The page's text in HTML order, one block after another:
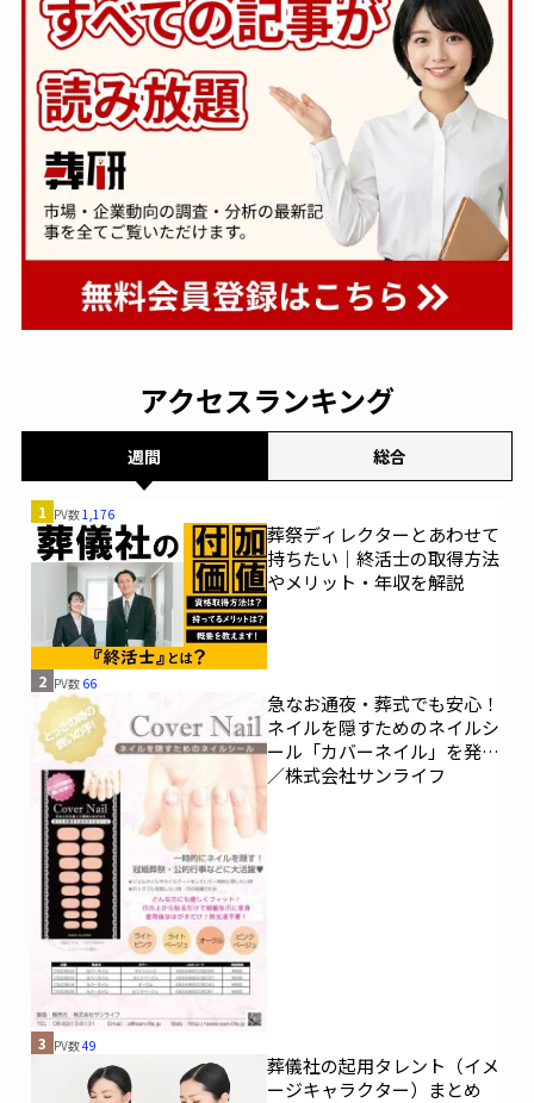
アクセスランキング
週間 総合
1 PV数1,176
葬祭ディレクターとあわせて
持ちたい｜終活士の取得方法
やメリット・年収を解説
2 PV数 66
急なお通夜・葬式でも安心！
ネイルを隠すためのネイルシ
ール「カバーネイル」を発売
／株式会社サンライフ
3 PV数49
葬儀社の起用タレント（イメ
ージキャラクター）まとめ